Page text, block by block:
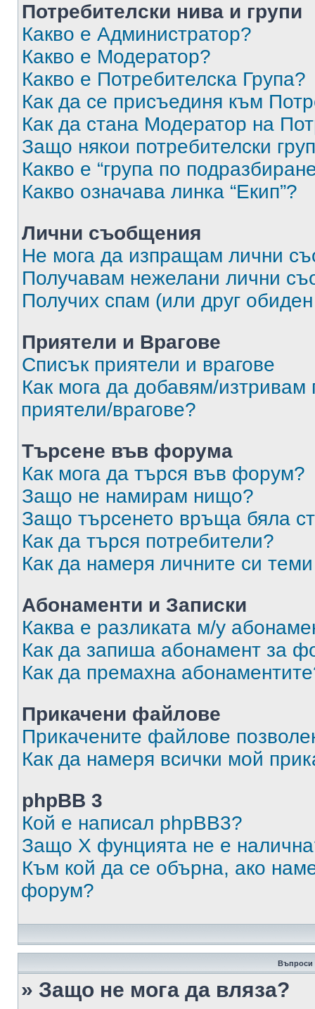
Потребителски нива и групи
Какво е Администратор?
Какво е Модератор?
Какво е Потребителска Група?
Как да се присъединя към
Как да стана Модератор на
Защо някои потребителски
Какво е “група по
Какво означава линка “Екип”?
Лични съобщения
Не мога да изпращам лични
Получавам нежелани лични
Получих спам (или друг
Приятели и Врагове
Списък приятели и врагове
Как мога да добавям/изтривам
приятели/врагове?
Търсене във форума
Как мога да търся във форум?
Защо не намирам нищо?
Защо търсенето връща бяла
Как да търся потребители?
Как да намеря личните си
Абонаменти и Записки
Каква е разликата м/у
Как да запиша абонамент за
Как да премахна
Прикачени файлове
Прикачените файлове
Как да намеря всички мой
phpBB 3
Кой е написал phpBB3?
Защо X фунцията не е
Към кой да се обърна, ако
форум?
Въпроси
» Защо не мога да вляза?